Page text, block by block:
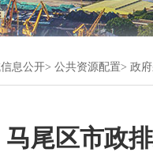
息公开 公共资源配置 政
马尾区市政